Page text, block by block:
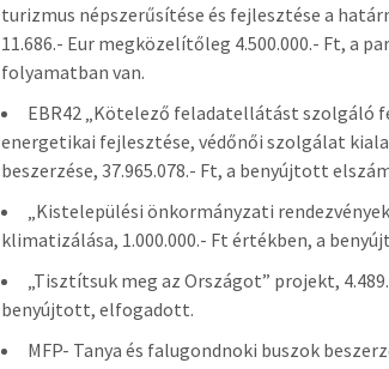
turizmus népszerűsítése és fejlesztése a
11.686.- Eur megközelítőleg 4.500.000.- Ft, a
folyamatban van.
EBR42 „Kötelező feladatellátást szolgáló
energetikai fejlesztése, védőnői szolgálat
beszerzése, 37.965.078.- Ft, a benyújtott
„Kistelepülési önkormányzati
klimatizálása, 1.000.000.- Ft értékben, a
„Tisztítsuk meg az Országot” projekt,
benyújtott, elfogadott.
MFP- Tanya és falugondnoki buszok